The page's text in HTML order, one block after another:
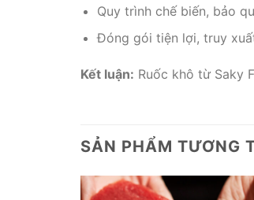
Quy trình chế biến, bảo
Đóng gói tiện lợi, truy
Kết luận: Ruốc khô từ Saky
SẢN PHẨM TƯƠNG